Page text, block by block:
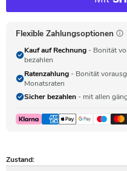
Flexible Zahlungsoptionen
Kauf auf Rechnung - Bonität
bezahlen
Ratenzahlung - Bonität
Monatsraten
Sicher bezahlen - mit allen
Zustand: